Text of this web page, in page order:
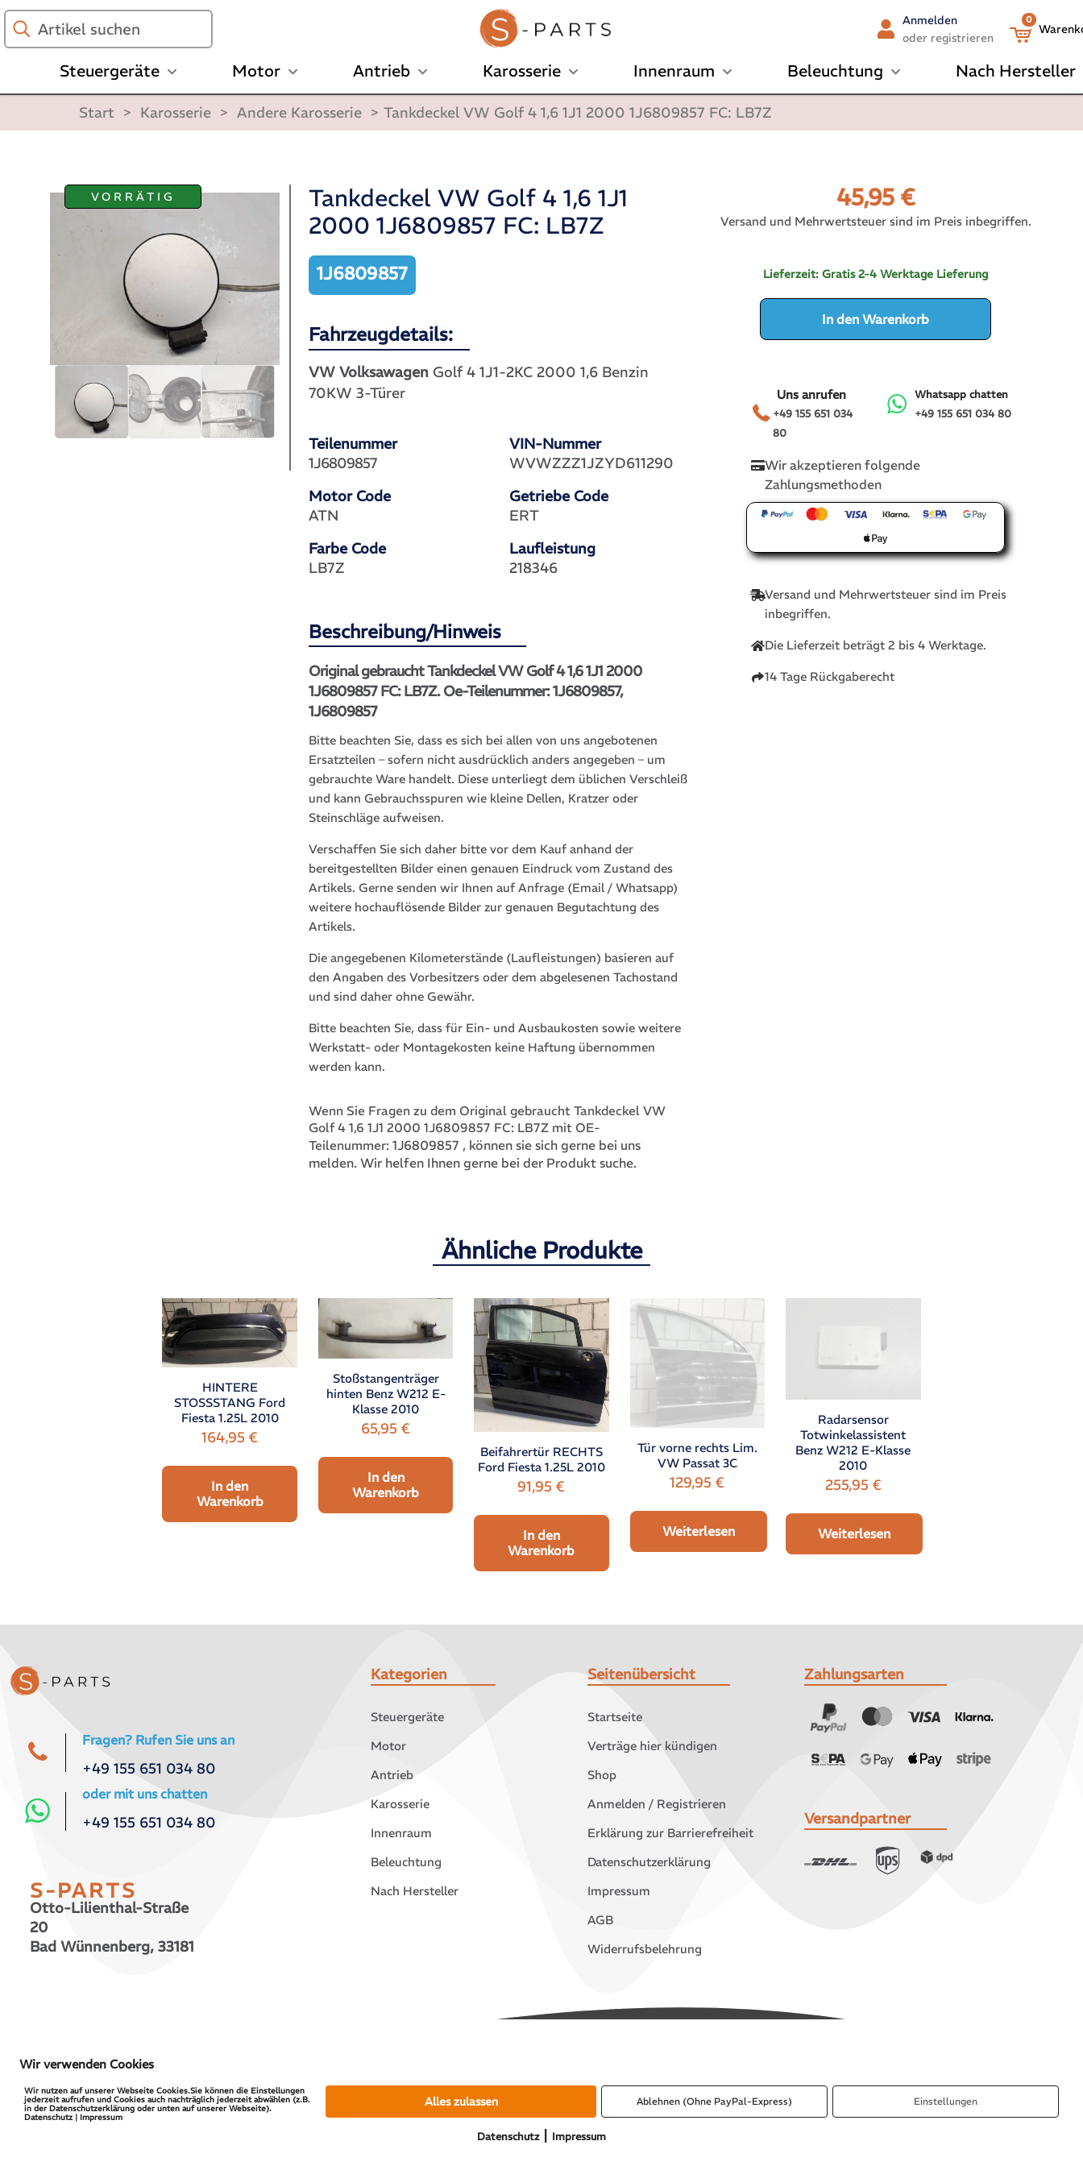
Artikel
suchen
Anmelden
oder registrieren
0
Steuergeräte Motor Antrieb Karosserie Innenraum Beleuchtung Nach Hersteller
Start > Karosserie > Andere Karosserie > Tankdeckel VW Golf 4 1,6 1J1 2000 1J6809857 FC: LB7Z
VORRÄTIG
Tankdeckel VW Golf 4 1,6 1J1
2000 1J6809857 FC: LB7Z
1J6809857
Fahrzeugdetails:
VW Volksawagen Golf 4 1J1-2KC 2000 1,6 Benzin
70KW 3-Türer
Teilenummer
VIN-Nummer
1J6809857
WVWZZZ1JZYD611290
Motor Code
Getriebe Code
ATN
ERT
Farbe Code
Laufleistung
LB7Z
218346
Beschreibung/Hinweis
Original gebraucht Tankdeckel VW Golf 4 1,6 1J1 2000
1J6809857 FC: LB7Z. Oe-Teilenummer: 1J6809857,
1J6809857
Bitte beachten Sie, dass es sich bei allen von uns angebotenen
Ersatzteilen – sofern nicht ausdrücklich anders angegeben – um
gebrauchte Ware handelt. Diese unterliegt dem üblichen Verschleiß
und kann Gebrauchsspuren wie kleine Dellen, Kratzer oder
Steinschläge aufweisen.
Verschaffen Sie sich daher bitte vor dem Kauf anhand der
bereitgestellten Bilder einen genauen Eindruck vom Zustand des
Artikels. Gerne senden wir Ihnen auf Anfrage (Email / Whatsapp)
weitere hochauflösende Bilder zur genauen Begutachtung des
Artikels.
Die angegebenen Kilometerstände (Laufleistungen) basieren auf
den Angaben des Vorbesitzers oder dem abgelesenen Tachostand
und sind daher ohne Gewähr.
Bitte beachten Sie, dass für Ein- und Ausbaukosten sowie weitere
Werkstatt- oder Montagekosten keine Haftung übernommen
werden kann.
Wenn Sie Fragen zu dem Original gebraucht Tankdeckel VW
Golf 4 1,6 1J1 2000 1J6809857 FC: LB7Z mit OE-
Teilenummer:1J6809857 , können sie sich gerne bei uns
melden. Wir helfen Ihnen gerne bei der Produkt suche.
45,95 €
Versand und Mehrwertsteuer sind im Preis inbegriffen.
Lieferzeit:Gratis 2-4 Werktage Lieferung
In den Warenkorb
+49 155 651 034
80
Uns anrufen
+49 155 651 034 80
Whatsapp chatten
Wir akzeptieren folgende
Zahlungsmethoden
Versand und Mehrwertsteuer sind im Preis
inbegriffen.
Die Lieferzeit beträgt 2 bis 4 Werktage.
14 Tage Rückgaberecht
Ähnliche Produkte
HINTERE
STOSSSTANG Ford
Fiesta 1.25L 2010
164,95€
In den
Warenkorb
Stoßstangenträger
hinten Benz W212 E-
Klasse 2010
65,95 €
In den
Warenkorb
Beifahrertür RECHTS
Ford Fiesta 1.25L 2010
91,95€
In den
Warenkorb
Tür vorne rechts Lim.
VW Passat 3C
129,95€
Weiterlesen
Radarsensor
Totwinkelassistent
Benz W212 E-Klasse
2010
255,95 €
Weiterlesen
Fragen? Rufen Sie uns an
+49 155 651 034 80
oder mit uns chatten
+49 155 651 034 80
S-PARTS
Otto-Lilienthal-Straße
20
Bad Wünnenberg, 33181
Kategorien
Steuergeräte
Motor
Antrieb
Karosserie
Innenraum
Beleuchtung
Nach Hersteller
Seitenübersicht
Startseite
Verträge hier kündigen
Shop
Anmelden / Registrieren
Erklärung zur Barrierefreiheit
Datenschutzerklärung
Impressum
AGB
Widerrufsbelehrung
Zahlungsarten
Versandpartner
Wir verwenden Cookies
Wir nutzen auf unserer Webseite Cookies.Sie können die Einstellungen
jederzeit aufrufen und Cookies auch nachträglich jederzeit abwählen (z.B.
in der Datenschutzerklärung oder unten auf unserer Webseite).
Datenschutz | Impressum
Alles zulassen Ablehnen (Ohne PayPal-Express) Einstellungen
Datenschutz| Impressum